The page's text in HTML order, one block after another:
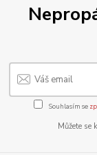
Souhlasím se
Můžete